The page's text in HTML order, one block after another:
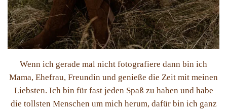
Wenn ich gerade mal nicht fotografiere dann bin ich
Mama, Ehefrau, Freundin und genieße die Zeit mit meinen
Liebsten. Ich bin für fast jeden Spaß zu haben und habe
die tollsten Menschen um mich herum, dafür bin ich ganz